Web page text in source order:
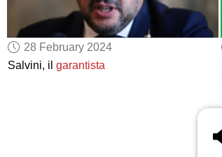
28 February 2024
Salvini, ilgarantista